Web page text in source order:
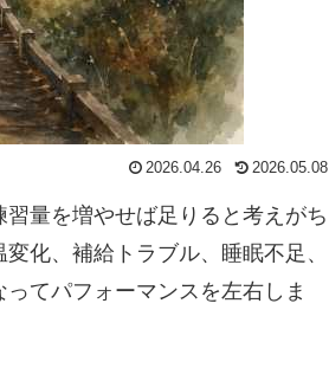
2026.04.26 2026.05.08
量を増やせば足りると考えがち
化、補給トラブル、睡眠不足、
てパフォーマンスを左右しま